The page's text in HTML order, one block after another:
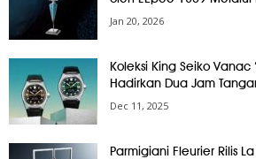
Jan 20, 2026
Koleksi King Seiko Vanac
Hadirkan Dua Jam
Dec 11, 2025
Parmigiani Fleurier Rilis